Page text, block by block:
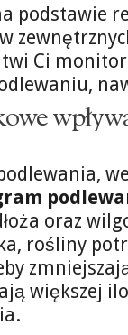
podstawie
Ci
oraz
rośliny
większej